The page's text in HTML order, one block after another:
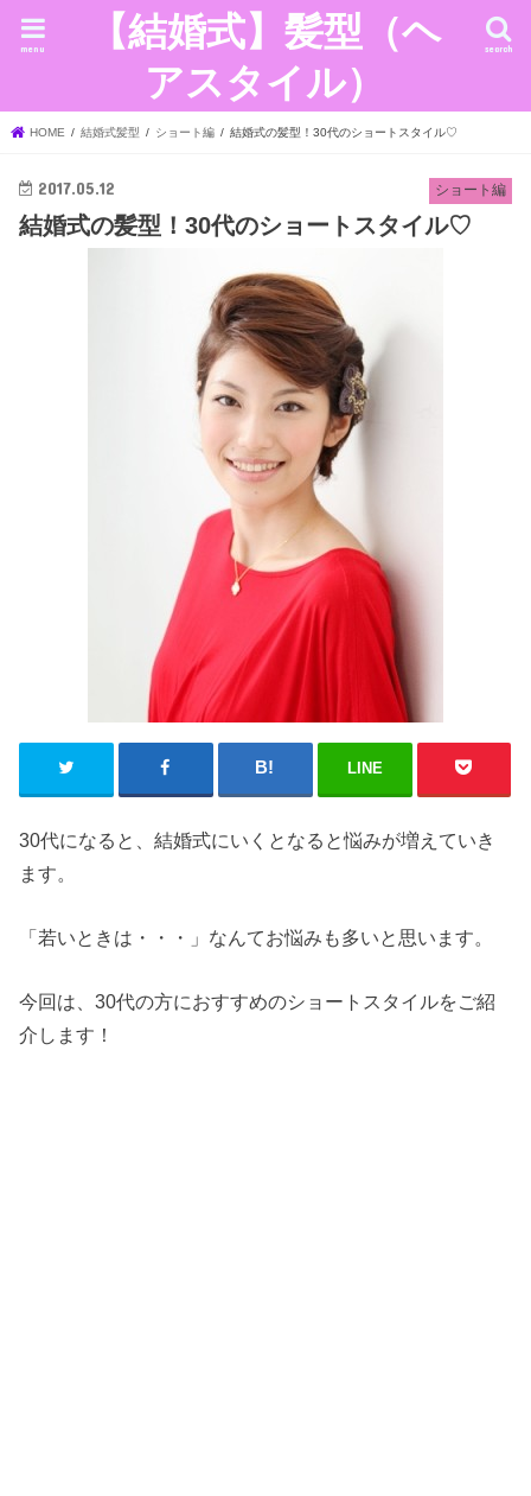
【結婚式】髪型（ヘ
アスタイル）
search
menu
HOME 結婚式髪型 ショート編 結婚式の髪型！30代のショートスタイル♡
ショート編
2017.05.12
結婚式の髪型！30代のショートスタイル♡
LINE
30代になると、結婚式にいくとなると悩みが増えていき
ます。
「若いときは・・・」なんてお悩みも多いと思います。
今回は、30代の方におすすめのショートスタイルをご紹
介します！